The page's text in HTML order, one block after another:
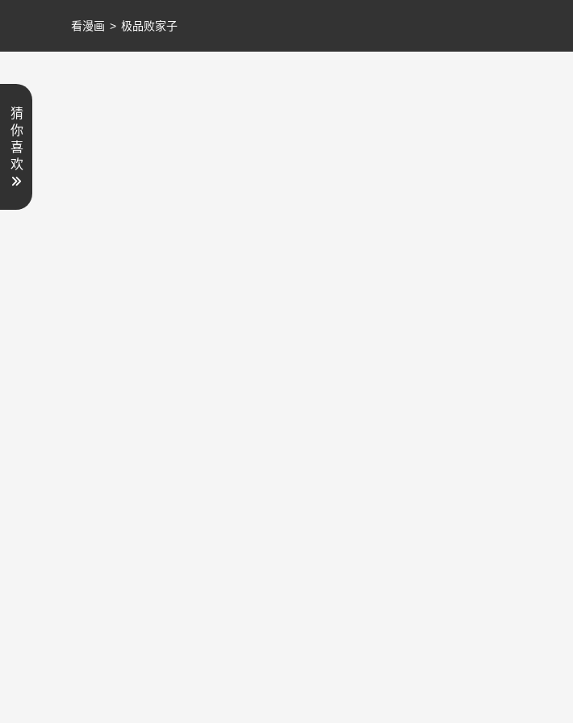
看漫画 > 极品败家子
猜
你
喜
欢